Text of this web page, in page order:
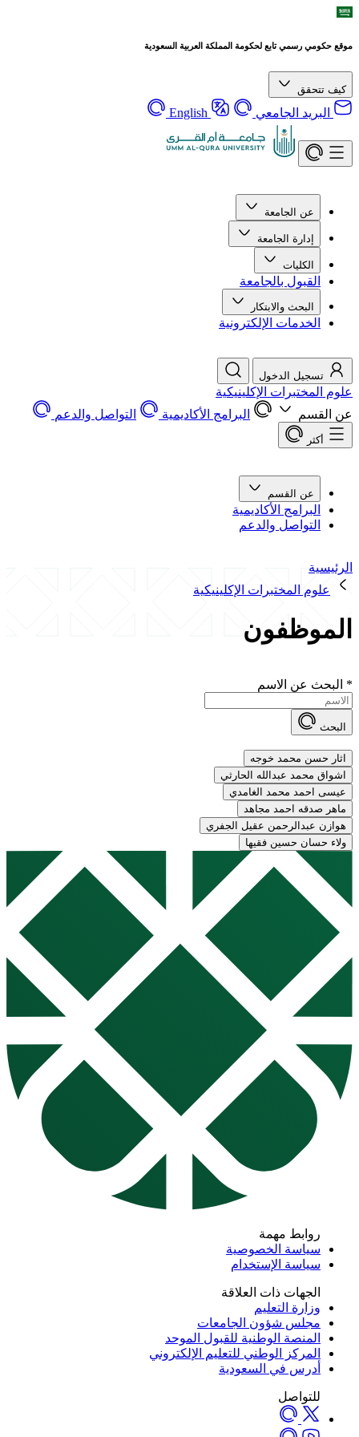
موقع حكومي رسمي تابع لحكومة المملكة العربية السعودية
كيف تتحقق
البريد الجامعي English
عن الجامعة
إدارة الجامعة
الكليات
القبول بالجامعة
البحث والابتكار
الخدمات الإلكترونية
تسجيل الدخول
علوم المختبرات الإكلينيكية
عن القسم
البرامج الأكاديمية التواصل والدعم
أكثر
عن القسم
البرامج الأكاديمية
التواصل والدعم
الرئيسية
علوم المختبرات الإكلينيكية
الموظفون
* البحث عن الاسم
البحث
اثار حسن محمد خوجه
اشواق محمد عبدالله الحارثي
عيسى احمد محمد الغامدي
ماهر صدقه احمد مجاهد
هوازن عبدالرحمن عقيل الجفري
ولاء حسان حسين فقيها
روابط مهمة
سياسة الخصوصية
سياسة الإستخدام
الجهات ذات العلاقة
وزارة التعليم
مجلس شؤون الجامعات
المنصة الوطنية للقبول الموحد
المركز الوطني للتعليم الإلكتروني
أدرس في السعودية
للتواصل